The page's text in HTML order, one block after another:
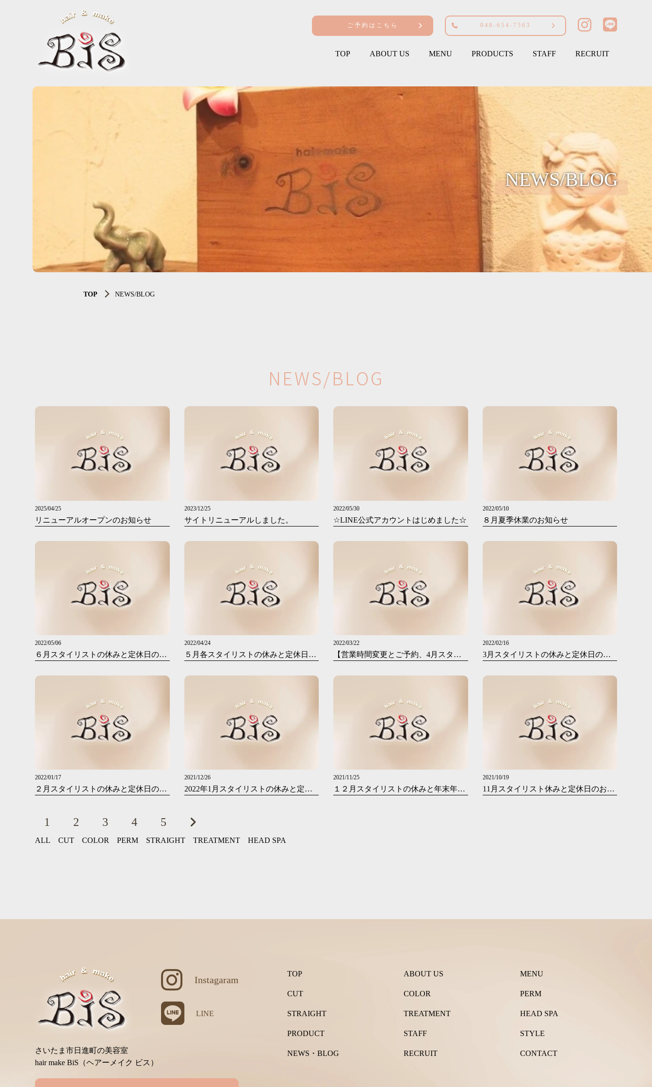
ご予約はこちら 048-654-7563
TOP ABOUT US MENU PRODUCTS STAFF RECRUIT
NEWS/BLOG
TOP NEWS/BLOG
N EWS/BLOG
2025/04/25
リニューアルオープンのお知らせ
2023/12/25
サイトリニューアルしました。
2022/05/30
☆LINE公式アカウントはじめました☆
2022/05/10
８月夏季休業のお知らせ
2022/05/06
６月スタイリストの休みと定休日のお知らせです
2022/04/24
５月各スタイリストの休みと定休日のお知らせです
2022/03/22
【営業時間変更とご予約、4月スタイリストの休みについてのお知らせ】
2022/02/16
3月スタイリストの休みと定休日のお知らせ
2022/01/17
２月スタイリストの休みと定休日のお知らせ
2021/12/26
2022年1月スタイリストの休みと定休日のお知らせ
2021/11/25
１２月スタイリストの休みと年末年始休業のお知らせ
2021/10/19
11月スタイリスト休みと定休日のお知らせです
1 2 3 4 5
ALL CUT COLOR PERM STRAIGHT TREATMENT HEAD SPA
Instagaram
LINE
さいたま市日進町の美容室
hair make BiS（ヘアーメイク ビス）
TOP
CUT
STRAIGHT
PRODUCT
NEWS・BLOG
ABOUT US
COLOR
TREATMENT
STAFF
RECRUIT
MENU
PERM
HEAD SPA
STYLE
CONTACT